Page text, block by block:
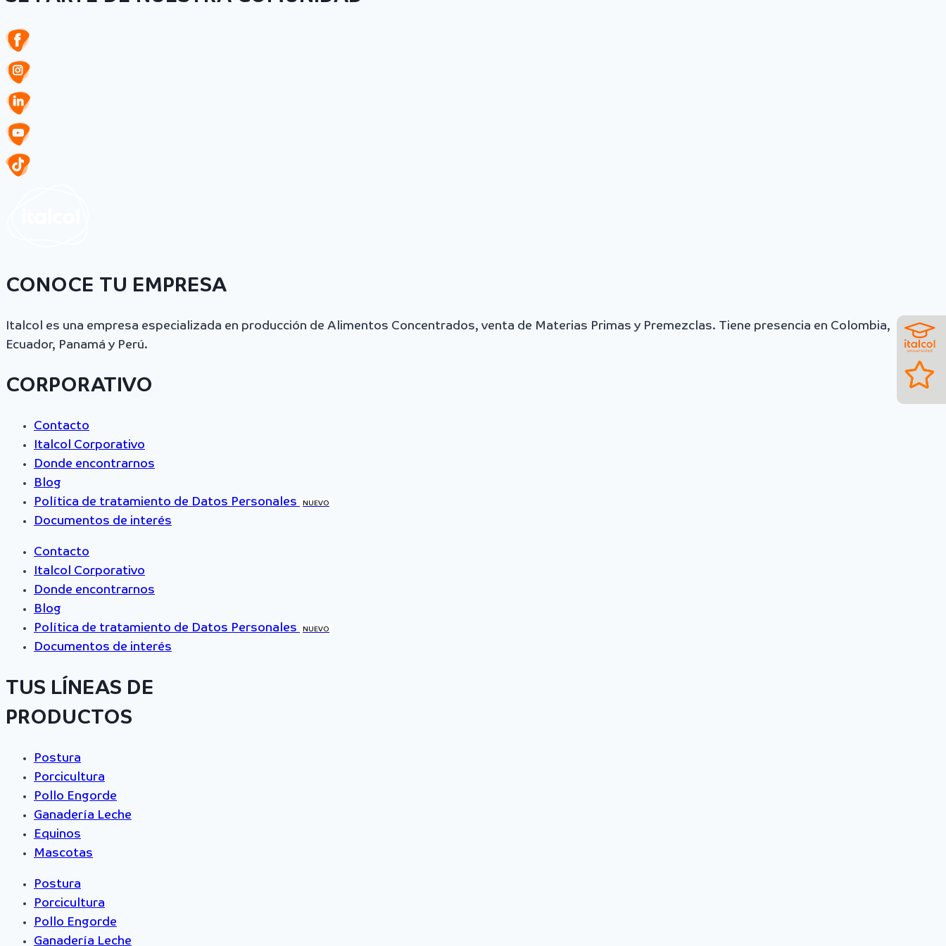
CONOCE TU EMPRESA
Italcol es una empresa especializada en producción de Alimentos Concentrados, venta de Materias Primas y Premezclas. Tiene presencia en Colombia,
Ecuador, Panamá y Perú.
CORPORATIVO
Contacto
Italcol Corporativo
Donde encontrarnos
Blog
Política de tratamiento de Datos Personales
NUEVO
Documentos de interés
Contacto
Italcol Corporativo
Donde encontrarnos
Blog
Política de tratamiento de Datos Personales
NUEVO
Documentos de interés
TUS LÍNEAS DE
PRODUCTOS
Postura
Porcicultura
Pollo Engorde
Ganadería Leche
Equinos
Mascotas
Postura
Porcicultura
Pollo Engorde
Ganadería Leche